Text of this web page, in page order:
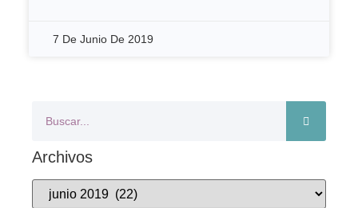
7 De Junio De 2019
Archivos